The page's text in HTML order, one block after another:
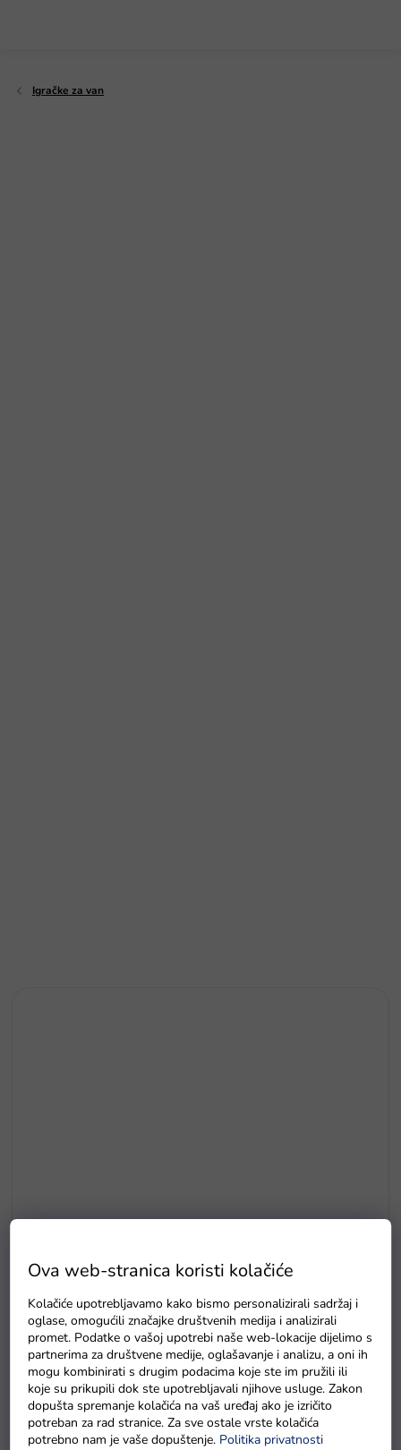
Ova web-stranica koristi kolačiće
Kolačiće upotrebljavamo kako bismo personalizirali sadržaj i
oglase, omogućili značajke društvenih medija i analizirali
promet. Podatke o vašoj upotrebi naše web-lokacije dijelimo s
partnerima za društvene medije, oglašavanje i analizu, a oni ih
mogu kombinirati s drugim podacima koje ste im pružili ili
koje su prikupili dok ste upotrebljavali njihove usluge. Zakon
dopušta spremanje kolačića na vaš uređaj ako je izričito
potreban za rad stranice. Za sve ostale vrste kolačića
potrebno nam je vaše dopuštenje. Politika privatnosti
Igračke za van
E5
Drvene puzzle s brojevima magnetna šipka i ribice
Na zalihama